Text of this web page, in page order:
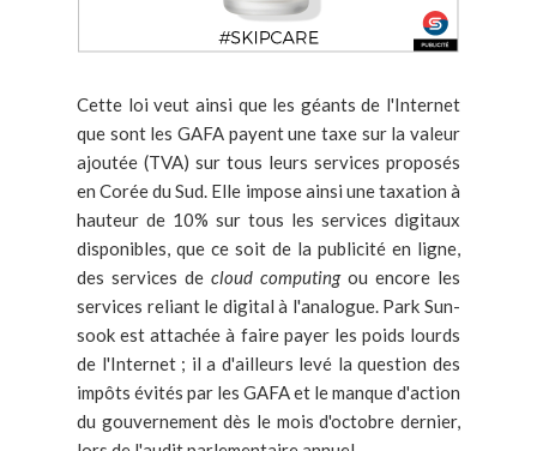
Cette loi veut ainsi que les géants de l'Internet
que sont les GAFA payent une taxe sur la valeur
ajoutée (TVA) sur tous leurs services proposés
en Corée du Sud. Elle impose ainsi une taxation à
hauteur de 10% sur tous les services digitaux
disponibles, que ce soit de la publicité en ligne,
des services de cloud computingou encore les
services reliant le digital à l'analogue. Park Sun-
sook est attachée à faire payer les poids lourds
de l'Internet ; il a d'ailleurs levé la question des
impôts évités par les GAFA et le manque d'action
du gouvernement dès le mois d'octobre dernier,